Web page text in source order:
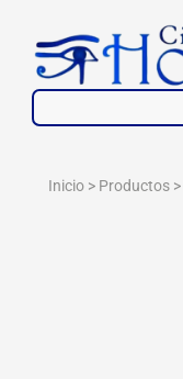
contenido
Inicio > Productos >